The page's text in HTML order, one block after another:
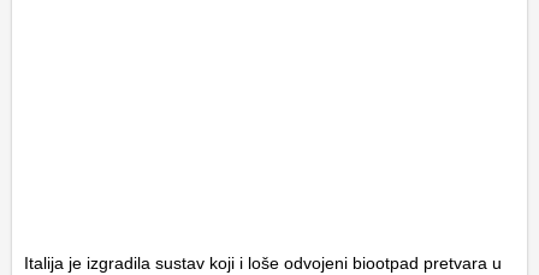
Italija je izgradila sustav koji i loše odvojeni biootpad pretvara u